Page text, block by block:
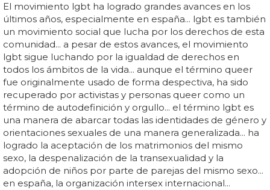
El movimiento lgbt ha logrado grandes avances en los
últimos años, especialmente en españa... lgbt es también
un movimiento social que lucha por los derechos de esta
comunidad... a pesar de estos avances, el movimiento
lgbt sigue luchando por la igualdad de derechos en
todos los ámbitos de la vida... aunque el término queer
fue originalmente usado de forma despectiva, ha sido
recuperado por activistas y personas queer como un
término de autodefinición y orgullo... el término lgbt es
una manera de abarcar todas las identidades de género y
orientaciones sexuales de una manera generalizada... ha
logrado la aceptación de los matrimonios del mismo
sexo, la despenalización de la transexualidad y la
adopción de niños por parte de parejas del mismo sexo...
en españa, la organización intersex internacional...